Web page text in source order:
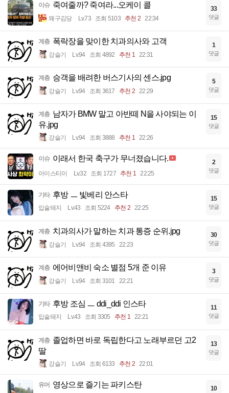
이슈 죽여줄까? 죽여라...오케이 콜
왜구김당 Lv.73 조회 5103 추천 2 22:34
33
댓글
계층 폭락장을 맞이한 치과의사와 고객
강슬기 Lv.94 조회 4892 추천 1 22:31
1
댓글
계층 승객을 배려한 버스기사의 센스.jpg
강슬기 Lv.94 조회 3617 추천 2 22:29
5
댓글
계층 남자가 BMW 말고 아반떼 N을 사야되는 이
유.jpg
강슬기 Lv.94 조회 3888 추천 1 22:26
15
댓글
이슈 이래서 한국 축구가 무너졌습니다.
아이스티이 Lv.32 조회 1727 추천 1 22:25
2
댓글
기타 후방 ㅡ 빛베리 안스타
입술돼지 Lv.43 조회 5224 추천 2 22:25
15
댓글
계층 치과의사가 말하는 치과 통증 순위.jpg
강슬기 Lv.94 조회 4395 22:23
30
댓글
계층 에어비앤비 숙소 별점 5개 준 이유
강슬기 Lv.94 조회 3101 22:21
3
댓글
기타 후방 조심 ㅡ ddi_ddi 인스타
입술돼지 Lv.43 조회 3305 추천 1 22:21
11
댓글
계층 졸업하면 바로 독립한다고 노래부르던 고2
딸
강슬기 Lv.94 조회 6133 추천 2 22:01
13
댓글
유머 영상으로 즐기는 파키스탄 10